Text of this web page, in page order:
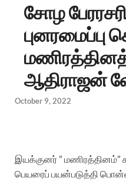
சோழ
புனரமைப்பு
ஆதிராஜன்
October 9, 2022
இயக்குனர்” மணிரத்தினம்”
பெயரைப் பயன்படுத்தி